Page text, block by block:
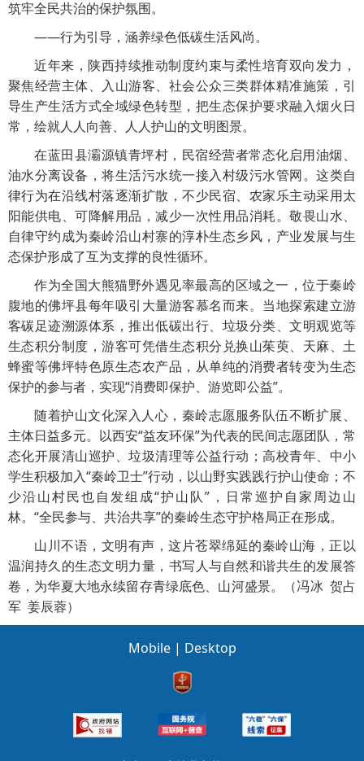
筑牢全民共治的保护氛围。
——行为引导，涵养绿色低碳生活风尚。
近年来，陕西持续推动制度约束与柔性培育双向发力，
聚焦经营主体、入山游客、社会公众三类群体精准施策，引
导生产生活方式全域绿色转型，把生态保护要求融入烟火日
常，绘就人人向善、人人护山的文明图景。
在蓝田县灞源镇青坪村，民宿经营者常态化启用油烟、
油水分离设备，将生活污水统一接入村级污水管网。这类自
律行为在沿线村落逐渐扩散，不少民宿、农家乐主动采用太
阳能供电、可降解用品，减少一次性用品消耗。敬畏山水、
自律守约成为秦岭沿山村寨的淳朴生态乡风，产业发展与生
态保护形成了互为支撑的良性循环。
作为全国大熊猫野外遇见率最高的区域之一，位于秦岭
腹地的佛坪县每年吸引大量游客慕名而来。当地探索建立游
客碳足迹溯源体系，推出低碳出行、垃圾分类、文明观览等
生态积分制度，游客可凭借生态积分兑换山茱萸、天麻、土
蜂蜜等佛坪特色原生态农产品，从单纯的消费者转变为生态
保护的参与者，实现“消费即保护、游览即公益”。
随着护山文化深入人心，秦岭志愿服务队伍不断扩展、
主体日益多元。以西安“益友环保”为代表的民间志愿团队，常
态化开展清山巡护、垃圾清理等公益行动；高校青年、中小
学生积极加入“秦岭卫士”行动，以山野实践践行护山使命；不
少沿山村民也自发组成“护山队”，日常巡护自家周边山
林。“全民参与、共治共享”的秦岭生态守护格局正在形成。
山川不语，文明有声，这片苍翠绵延的秦岭山海，正以
温润持久的生态文明力量，书写人与自然和谐共生的发展答
卷，为华夏大地永续留存青绿底色、山河盛景。（冯冰 贺占
军 姜辰蓉）
Mobile | Desktop